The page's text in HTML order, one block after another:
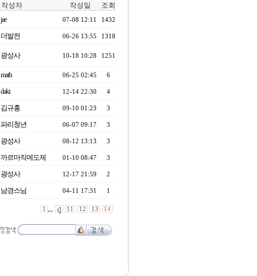
작성자 작성일 조회
jae 07-08 12:11 1432
더발전 06-26 13:55 1318
광성사 10-18 10:28 1251
math 06-25 02:45 6
daki 12-14 22:30 4
김규홍 09-10 01:23 3
파리청년 06-07 09:17 3
광성사 08-12 13:13 3
까르마직메도제 01-10 08:47 3
광성사 12-17 21:59 2
남경스님 04-11 17:31 1
1 ,,, 11 12 13 14